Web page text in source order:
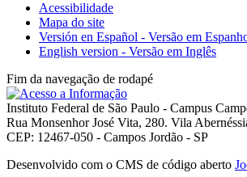
Acessibilidade
Mapa do site
Versión en Español - Versão em
English version - Versão em Inglês
Fim da navegação de rodapé
Instituto Federal de São Paulo - Campus
Rua Monsenhor José Vita, 280. Vila
CEP: 12467-050 - Campos Jordão - SP
Desenvolvido com o CMS de código aberto